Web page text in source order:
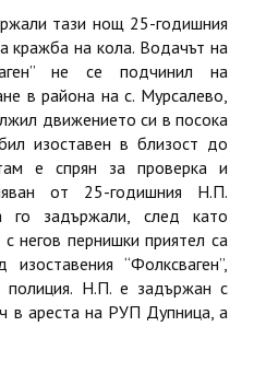
тази нощ 25-годишния
кражба на кола. Водачът на
не се подчинил на
в района на с. Мурсалево,
движението си в посока
изоставен в близост до
е спрян за проверка и
от 25-годишния Н.П.
го задържали, след като
негов пернишки приятел са
“Фолксваген”,
полиция. Н.П. е задържан с
в ареста на РУП Дупница, а